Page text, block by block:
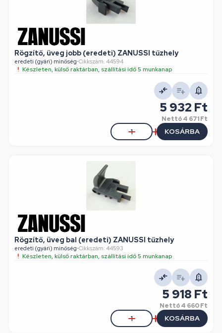
Rögzítő, üveg jobb (eredeti) ZANUSSI tűzhely
eredeti (gyári) minőség•Cikkszám: 44594
Készleten, külső raktárban, szállítási idő 5 munkanap
5 932 Ft
Nettó4 671 Ft
KOSÁRBA
Rögzítő, üveg bal (eredeti) ZANUSSI tűzhely
eredeti (gyári) minőség•Cikkszám: 44593
Készleten, külső raktárban, szállítási idő 5 munkanap
5 918 Ft
Nettó4 660 Ft
KOSÁRBA